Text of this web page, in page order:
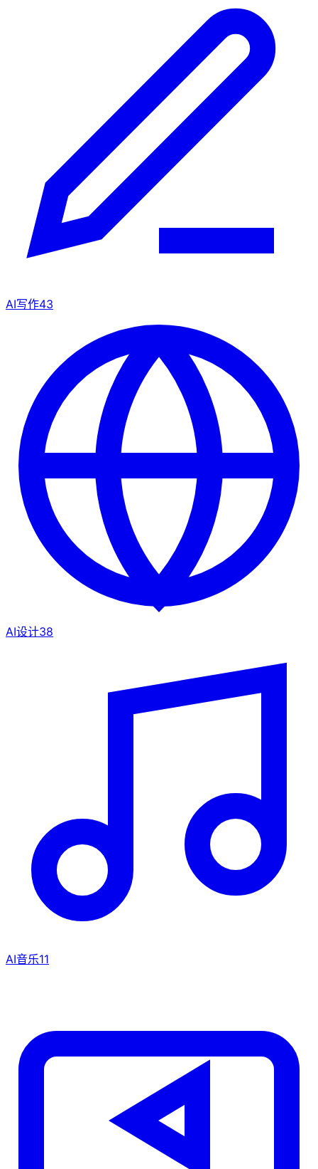
AI写作43
AI设计38
AI音乐11